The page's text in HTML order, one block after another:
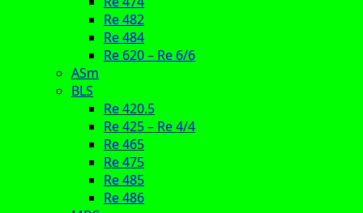
Re 482
Re 484
Re 620 – Re 6/6
ASm
BLS
Re 420.5
Re 425 – Re 4/4
Re 465
Re 475
Re 485
Re 486